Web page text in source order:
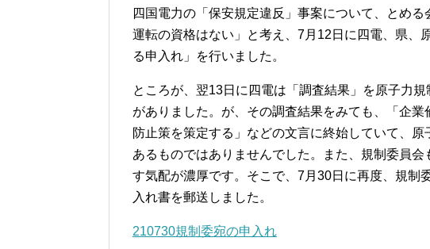
四国電力の「保安規定違反」事案について、とめ
運転の資格はない」と考え、7月12日に四電、県、
る申入れ」を行いました。
ところが、翌13日に四電は「調査結果」を原子力
がありました。が、その調査結果をみても、「企
防止策を策定する」などの文言に終始していて、
あるものではありませんでした。また、規制委員
す気配が濃厚です。そこで、7月30日に再度、規制
入れ書を郵送しました。
210730規制委宛の申入れ